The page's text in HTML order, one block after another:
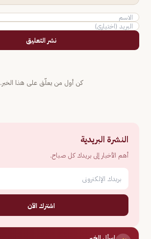
نشر التعليق
كن أول من يعلّق على هذا الخبر.
النشرة البريدية
أهم الأخبار إلى بريدك كل صباح.
اشترك الآن